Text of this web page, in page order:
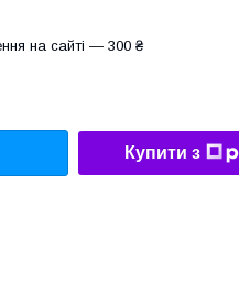
на сайті — 300 ₴
Купити з